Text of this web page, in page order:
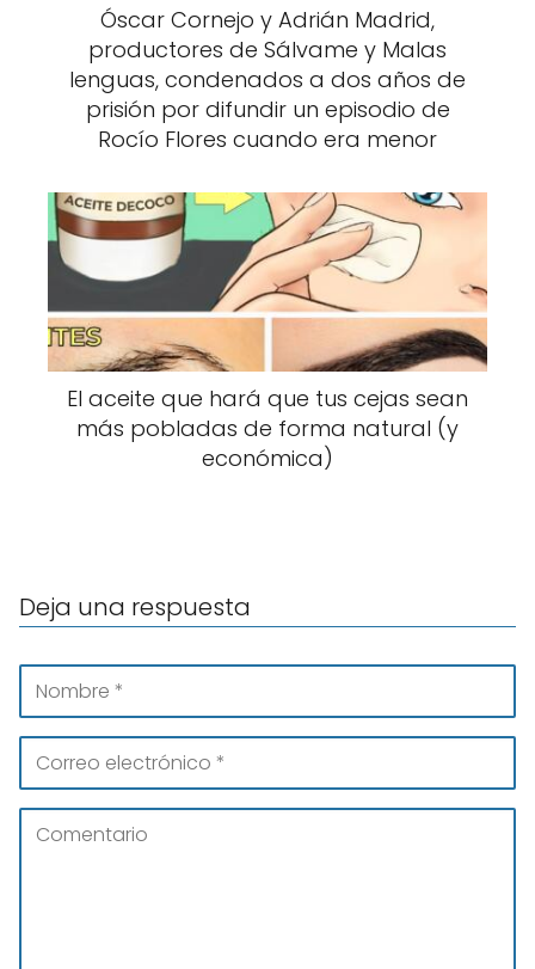
Óscar Cornejo y Adrián Madrid,
productores de Sálvame y Malas
lenguas, condenados a dos años de
prisión por difundir un episodio de
Rocío Flores cuando era menor
El aceite que hará que tus cejas sean
más pobladas de forma natural (y
económica)
Deja una respuesta